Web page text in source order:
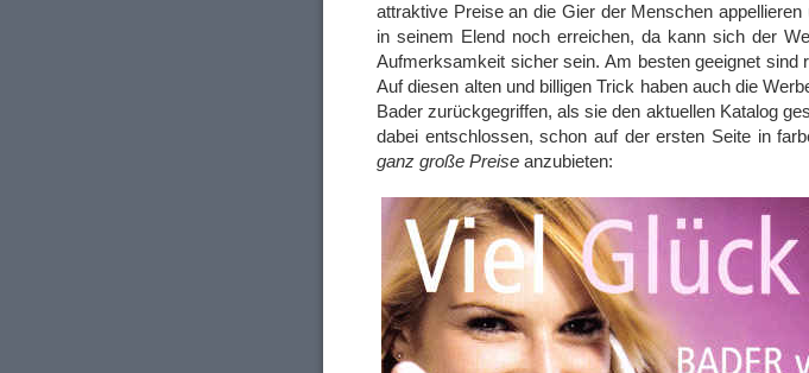
attraktive Preise an die Gier der Menschen
in seinem Elend noch erreichen, da kann sich der
Aufmerksamkeit sicher sein. Am besten geeignet sind
Auf diesen alten und billigen Trick haben auch die
Bader zurückgegriffen, als sie den aktuellen Katalog
dabei entschlossen, schon auf der ersten Seite in
ganz große Preise anzubieten: